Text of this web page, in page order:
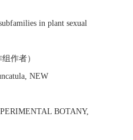
in plant sexual
作者）
NEW
BOTANY,